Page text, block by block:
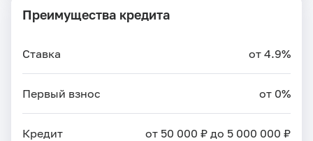
Преимущества кредита
Ставка от 4.9%
Первый взнос от 0%
Кредит от 50 000 ₽ до 5 000 000 ₽